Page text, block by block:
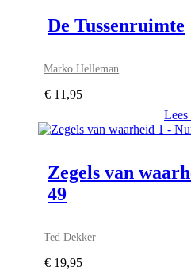
De Tussenruimte
Marko Helleman
€ 11,95
Lees
Zegels van
49
Ted Dekker
€ 19,95